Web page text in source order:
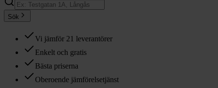
Sök
Vi jämför 21 leverantörer
Enkelt och gratis
Bästa priserna
Oberoende jämförelsetjänst